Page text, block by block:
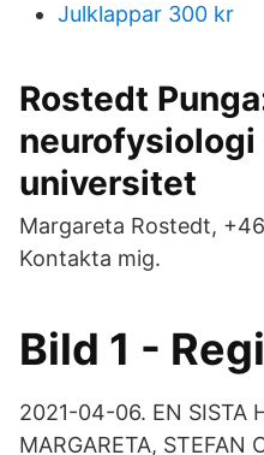
Julklappar 300 kr
Rostedt
neurofysiologi
universitet
Margareta Rostedt,
Kontakta mig.
Bild 1 -
2021-04-06. EN SISTA
MARGARETA, STEFAN